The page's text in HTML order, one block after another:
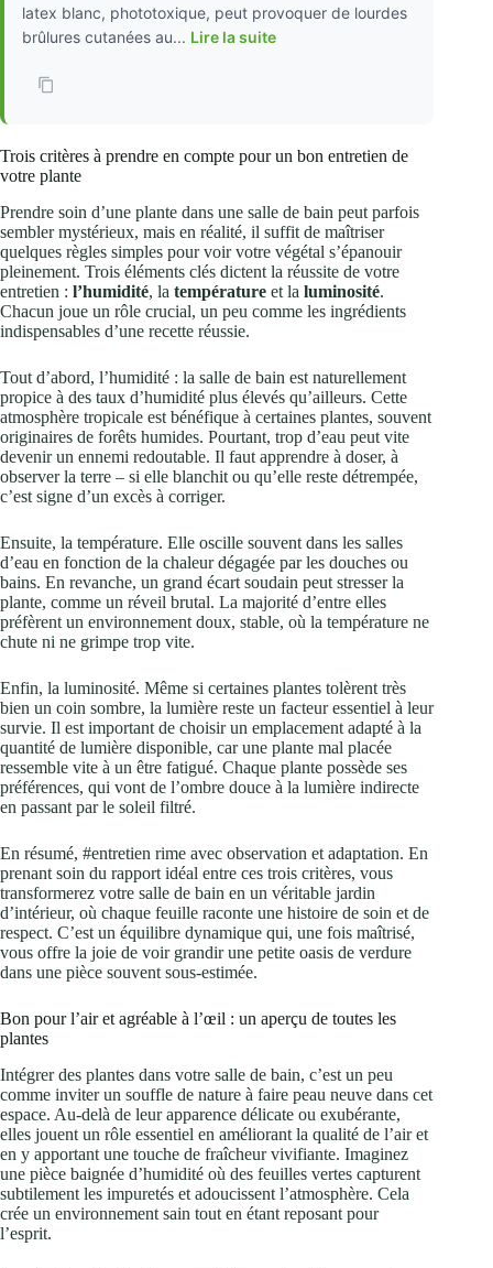
latex blanc, phototoxique, peut provoquer de lourdes
brûlures cutanées au... Lire la suite
Trois critères à prendre en compte pour un bon entretien de
votre plante
Prendre soin d’une plante dans une salle de bain peut parfois
sembler mystérieux, mais en réalité, il suffit de maîtriser
quelques règles simples pour voir votre végétal s’épanouir
pleinement. Trois éléments clés dictent la réussite de votre
entretien : l’humidité, la température et la luminosité.
Chacun joue un rôle crucial, un peu comme les ingrédients
indispensables d’une recette réussie.
Tout d’abord, l’humidité : la salle de bain est naturellement
propice à des taux d’humidité plus élevés qu’ailleurs. Cette
atmosphère tropicale est bénéfique à certaines plantes, souvent
originaires de forêts humides. Pourtant, trop d’eau peut vite
devenir un ennemi redoutable. Il faut apprendre à doser, à
observer la terre – si elle blanchit ou qu’elle reste détrempée,
c’est signe d’un excès à corriger.
Ensuite, la température. Elle oscille souvent dans les salles
d’eau en fonction de la chaleur dégagée par les douches ou
bains. En revanche, un grand écart soudain peut stresser la
plante, comme un réveil brutal. La majorité d’entre elles
préfèrent un environnement doux, stable, où la température ne
chute ni ne grimpe trop vite.
Enfin, la luminosité. Même si certaines plantes tolèrent très
bien un coin sombre, la lumière reste un facteur essentiel à leur
survie. Il est important de choisir un emplacement adapté à la
quantité de lumière disponible, car une plante mal placée
ressemble vite à un être fatigué. Chaque plante possède ses
préférences, qui vont de l’ombre douce à la lumière indirecte
en passant par le soleil filtré.
En résumé, #entretien rime avec observation et adaptation. En
prenant soin du rapport idéal entre ces trois critères, vous
transformerez votre salle de bain en un véritable jardin
d’intérieur, où chaque feuille raconte une histoire de soin et de
respect. C’est un équilibre dynamique qui, une fois maîtrisé,
vous offre la joie de voir grandir une petite oasis de verdure
dans une pièce souvent sous-estimée.
Bon pour l’air et agréable à l’œil : un aperçu de toutes les
plantes
Intégrer des plantes dans votre salle de bain, c’est un peu
comme inviter un souffle de nature à faire peau neuve dans cet
espace. Au-delà de leur apparence délicate ou exubérante,
elles jouent un rôle essentiel en améliorant la qualité de l’air et
en y apportant une touche de fraîcheur vivifiante. Imaginez
une pièce baignée d’humidité où des feuilles vertes capturent
subtilement les impuretés et adoucissent l’atmosphère. Cela
crée un environnement sain tout en étant reposant pour
l’esprit.